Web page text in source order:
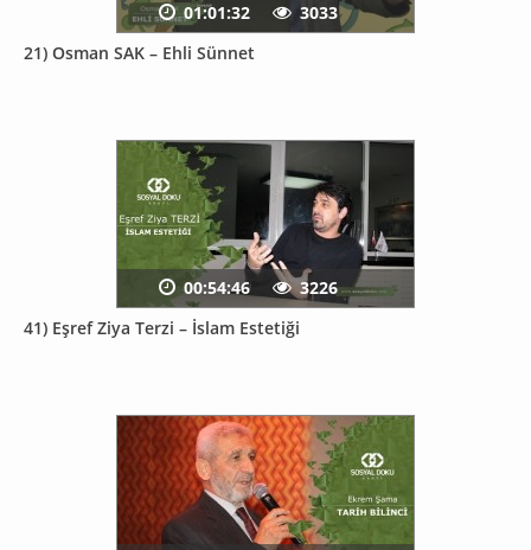
21) Osman SAK – Ehli Sünnet
01:01:32 3033
41) Eşref Ziya Terzi – İslam Estetiği
00:54:46 3226